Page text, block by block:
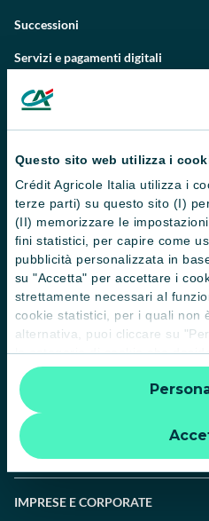
Questo sito web utilizza i
Crédit Agricole Italia utilizza i
terze parti) su questo sito (I)
(II) memorizzare le
fini statistici, per capire come
pubblicità personalizzata in
su "Accetta" per accettare i
strettamente necessari al
cookie statistici, per i quali non
alternativa, puoi cliccare su
le categorie di cookie che
“X” le impostazioni predefinite
quindi la navigazione può
strumenti di tracciamento
ulteriori informazioni:
Successioni
Servizi e pagamenti digitali
News e Magazine
Normative
Disconoscimento operazioni
Informative
Informativa sulla sostenibilità nel
Informativa sulla presa in
Etica e conformità
Whistleblowing
PRIVATI
PROFESSIONISTI E PMI
IMPRESE E CORPORATE